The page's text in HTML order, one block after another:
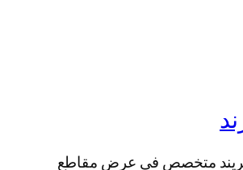
متخصص في عرض مقاطع